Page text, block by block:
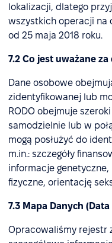
lokalizacji, dlatego
wszystkich operacji na
od 25 maja 2018 roku.
7.2 Co jest uważane
Dane osobowe
zidentyfikowanej lub
RODO obejmuje
samodzielnie lub w
mogą posłużyć do
m.in.: szczegóły
informacje
fizyczne, orientację
7.3 Mapa Danych
Opracowaliśmy rejestr